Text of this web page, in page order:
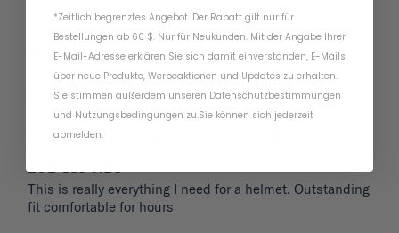
01/19/2026
Frank P.
United States
Great fit extremely comfortable
for hours
This is really everything I need for a helmet. Outstanding
fit comfortable for hours
*Zeitlich begrenztes Angebot. Der Rabatt gilt nur für
Bestellungen ab 60 $. Nur für Neukunden. Mit der Angabe Ihrer
E-Mail-Adresse erklären Sie sich damit einverstanden, E-Mails
über neue Produkte, Werbeaktionen und Updates zu erhalten.
Sie stimmen außerdem unseren Datenschutzbestimmungen
und Nutzungsbedingungen zu.Sie können sich jederzeit
abmelden.